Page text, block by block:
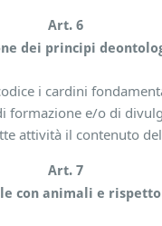
Art. 6
dei principi
i cardini
e/o di
attività il contenuto
Art. 7
con animali e rispetto